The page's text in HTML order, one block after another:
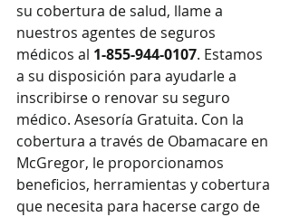
su cobertura de salud, llame a
nuestros agentes de seguros
médicos al 1-855-944-0107. Estamos
a su disposición para ayudarle a
inscribirse o renovar su seguro
médico. Asesoría Gratuita. Con la
cobertura a través de Obamacare en
McGregor, le proporcionamos
beneficios, herramientas y cobertura
que necesita para hacerse cargo de